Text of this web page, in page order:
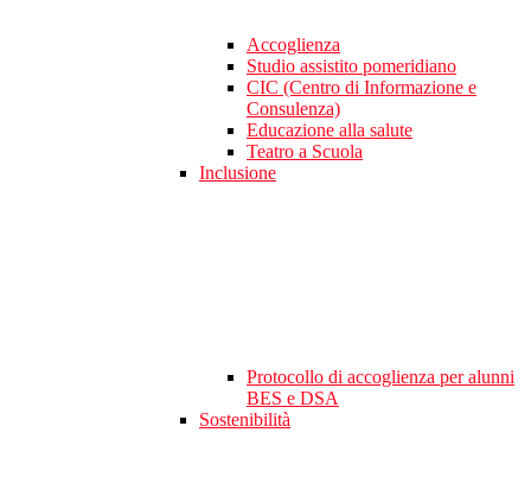
Accoglienza
Studio assistito pomeridiano
CIC (Centro di Informazione e
Consulenza)
Educazione alla salute
Teatro a Scuola
Inclusione
Protocollo di accoglienza per alunni
BES e DSA
Sostenibilità